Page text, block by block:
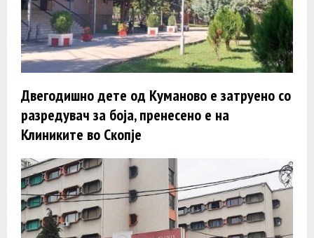
Двегодишно дете од Куманово е затруено со
разредувач за боја, пренесено е на
Клиниките во Скопје